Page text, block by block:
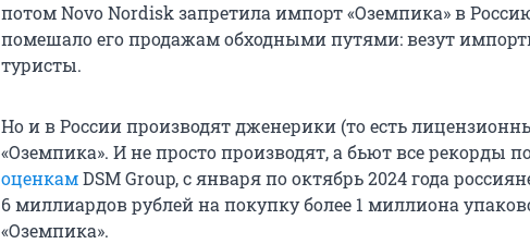
потом Novo Nordisk запретила импорт «Оземпика» в
помешало его продажам обходными путями: везут
туристы.
Но и в России производят дженерики (то есть
«Оземпика». И не просто производят, а бьют все рекорды
оценкамDSM Group, с января по октябрь2024 года
6 миллиардоврублей на покупку более 1 миллиона
«Оземпика».